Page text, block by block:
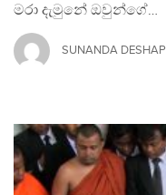
මරා දැමුනේ ඔවුන්ගේ…
SUNANDA